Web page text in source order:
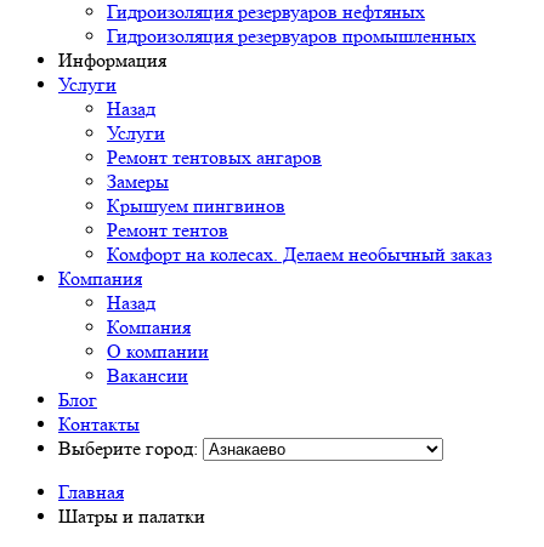
Гидроизоляция резервуаров нефтяных
Гидроизоляция резервуаров промышленных
Информация
Услуги
Назад
Услуги
Ремонт тентовых ангаров
Замеры
Крышуем пингвинов
Ремонт тентов
Комфорт на колесах. Делаем необычный заказ
Компания
Назад
Компания
О компании
Вакансии
Блог
Контакты
Выберите город:
Главная
Шатры и палатки